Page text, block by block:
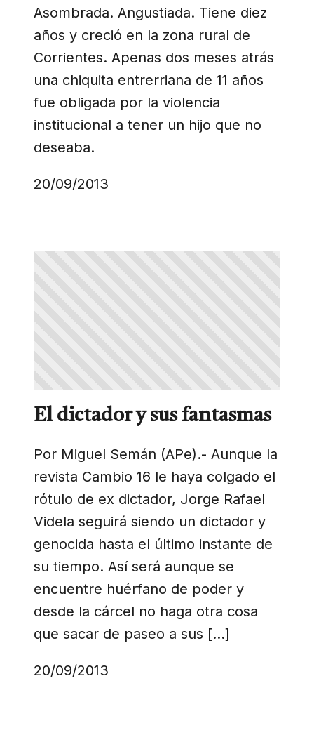
Asombrada. Angustiada. Tiene diez
años y creció en la zona rural de
Corrientes. Apenas dos meses atrás
una chiquita entrerriana de 11 años
fue obligada por la violencia
institucional a tener un hijo que no
deseaba.
20/09/2013
El dictador y sus fantasmas
Por Miguel Semán (APe).- Aunque la
revista Cambio 16 le haya colgado el
rótulo de ex dictador, Jorge Rafael
Videla seguirá siendo un dictador y
genocida hasta el último instante de
su tiempo. Así será aunque se
encuentre huérfano de poder y
desde la cárcel no haga otra cosa
que sacar de paseo a sus […]
20/09/2013